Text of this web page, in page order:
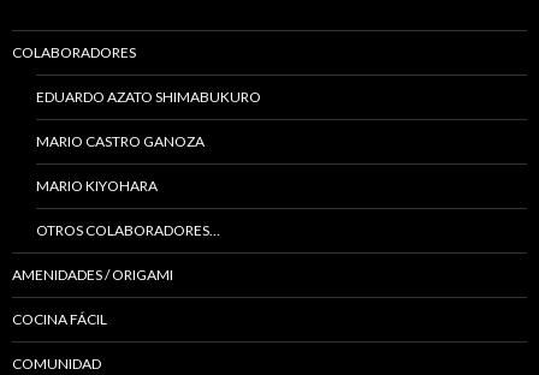
COLABORADORES
EDUARDO AZATO SHIMABUKURO
MARIO CASTRO GANOZA
MARIO KIYOHARA
OTROS COLABORADORES…
AMENIDADES / ORIGAMI
COCINA FÁCIL
COMUNIDAD